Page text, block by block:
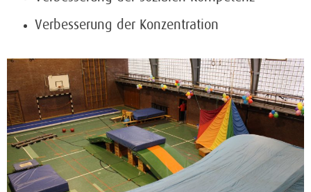
Verbesserung der Konzentration